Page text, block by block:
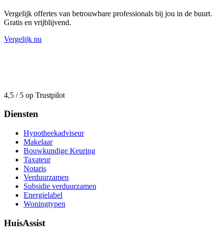
Vergelijk offertes van betrouwbare professionals bij jou in de buurt.
Gratis en vrijblijvend.
Vergelijk nu
4,5 / 5 op Trustpilot
Diensten
Hypotheekadviseur
Makelaar
Bouwkundige Keuring
Taxateur
Notaris
Verduurzamen
Subsidie verduurzamen
Energielabel
Woningtypen
HuisAssist